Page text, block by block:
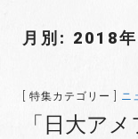
月別: 2018年
[ 特集カテゴリー ] ニ
「日大ア